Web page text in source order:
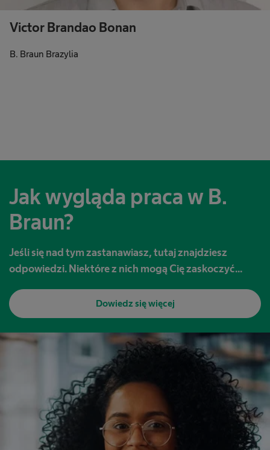
Victor Brandao Bonan
B. Braun Brazylia
Jak wygląda praca w B.
Braun?
Jeśli się nad tym zastanawiasz, tutaj znajdziesz
odpowiedzi. Niektóre z nich mogą Cię zaskoczyć...
Dowiedz się więcej